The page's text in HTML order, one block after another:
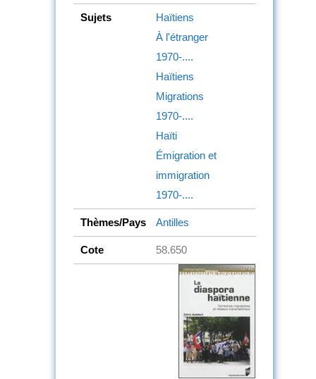
Sujets
Haïtiens
À l'étranger
1970-....
Haïtiens
Migrations
1970-....
Haïti
Émigration et
immigration
1970-....
Thèmes/Pays Antilles
Cote 58.650